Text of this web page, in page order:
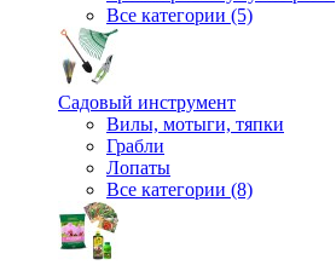
Все категории (5)
Садовый инструмент
Вилы, мотыги, тяпки
Грабли
Лопаты
Все категории (8)